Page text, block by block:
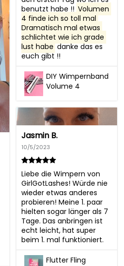
benutzt habe !! Volumen
4 finde ich so toll mal
Dramatisch mal etwas
schlichtet wie ich grade
lust habe danke das es
euch gibt !!
DIY Wimpernband
Volume 4
Jasmin B.
10/5/2023
Liebe die Wimpern von
GirlGotLashes! Würde nie
wieder etwas anderes
probieren! Meine 1. paar
hielten sogar länger als 7
Tage. Das anbringen ist
echt leicht, hat super
beim 1. mal funktioniert.
Flutter Fling